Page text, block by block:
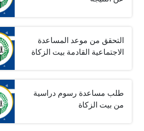
التحقق من موعد المساعدة
الاجتماعية القادمة بيت الزكاة
طلب مساعدة رسوم دراسية
من بيت الزكاة